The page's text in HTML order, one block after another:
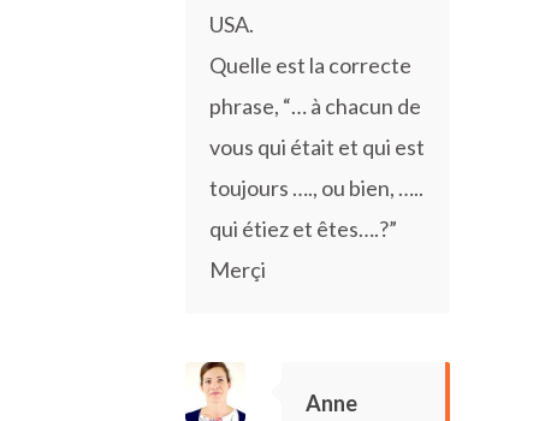
USA.
Quelle est la correcte
phrase, “… à chacun de
vous qui était et qui est
toujours …., ou bien, …..
qui étiez et êtes….?”
Merçi
Anne